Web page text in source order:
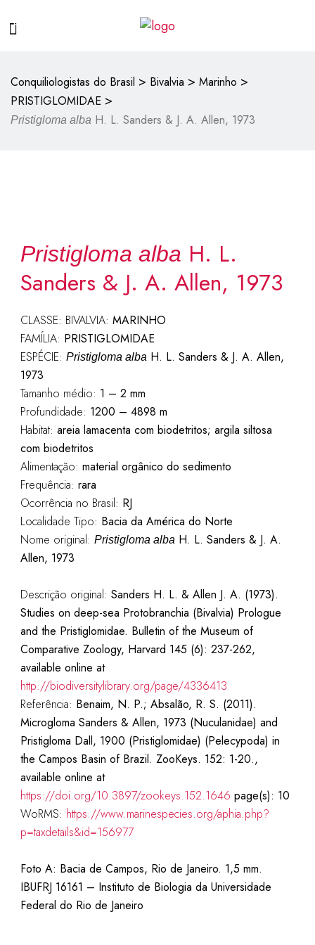
Conquiliologistas do Brasil > Bivalvia > Marinho >
PRISTIGLOMIDAE >
Pristigloma alba H. L. Sanders & J. A. Allen, 1973
Pristigloma alba H. L.
Sanders & J. A. Allen, 1973
CLASSE: BIVALVIA: MARINHO
FAMÍLIA: PRISTIGLOMIDAE
ESPÉCIE: Pristigloma albaH. L. Sanders & J. A. Allen,
1973
Tamanho médio: 1 – 2 mm
Profundidade: 1200 – 4898 m
Habitat: areia lamacenta com biodetritos; argila siltosa
com biodetritos
Alimentação: material orgânico do sedimento
Frequência: rara
Ocorrência no Brasil: RJ
Localidade Tipo: Bacia da América do Norte
Nome original: Pristigloma albaH. L. Sanders & J. A.
Allen, 1973
Descrição original: Sanders H. L. & Allen J. A. (1973).
Studies on deep-sea Protobranchia (Bivalvia) Prologue
and the Pristiglomidae. Bulletin of the Museum of
Comparative Zoology, Harvard 145 (6): 237-262,
available online at
http://biodiversitylibrary.org/page/4336413
Referência: Benaim, N. P.; Absalão, R. S. (2011).
Microgloma Sanders & Allen, 1973 (Nuculanidae) and
Pristigloma Dall, 1900 (Pristiglomidae) (Pelecypoda) in
the Campos Basin of Brazil. ZooKeys. 152: 1-20.,
available online at
https://doi.org/10.3897/zookeys.152.1646 page(s): 10
WoRMS: https://www.marinespecies.org/aphia.php?
p=taxdetails&id=156977
Foto A: Bacia de Campos, Rio de Janeiro. 1,5 mm.
IBUFRJ 16161 – Instituto de Biologia da Universidade
Federal do Rio de Janeiro